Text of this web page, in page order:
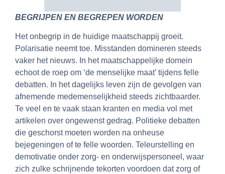
BEGRIJPEN EN BEGREPEN WORDEN
Het onbegrip in de huidige maatschappij groeit.
Polarisatie neemt toe. Misstanden domineren steeds
vaker het nieuws. In het maatschappelijke domein
echoot de roep om ‘de menselijke maat’ tijdens felle
debatten. In het dagelijks leven zijn de gevolgen van
afnemende medemenselijkheid steeds zichtbaarder.
Te veel en te vaak staan kranten en media vol met
artikelen over ongewenst gedrag. Politieke debatten
die geschorst moeten worden na onheuse
bejegeningen of te felle woorden. Teleurstelling en
demotivatie onder zorg- en onderwijspersoneel, waar
zich zulke schrijnende tekorten voordoen dat zorg of